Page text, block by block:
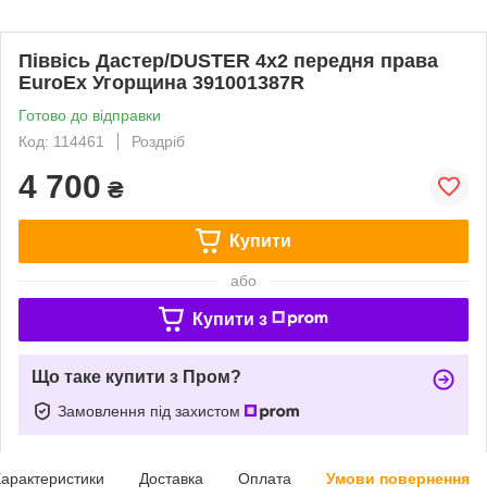
Піввісь Дастер/DUSTER 4х2 передня права
EuroEx Угорщина 391001387R
Готово до відправки
Код: 114461
Роздріб
4 700 ₴
Купити
або
Купити з
Що таке купити з Пром?
Замовлення під захистом
Доставка Оплата Умови повернення